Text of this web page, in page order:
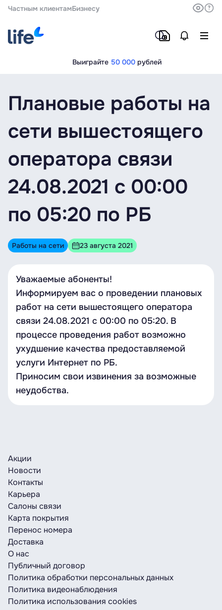
Частным клиентамБизнесу
Выиграйте 50 000 рублей
Плановые работы на
сети вышестоящего
оператора связи
24.08.2021 с 00:00
по 05:20 по РБ
Работы на сети 23 августа 2021
Уважаемые абоненты!
Информируем вас о проведении плановых
работ на сети вышестоящего оператора
связи 24.08.2021 с 00:00 по 05:20. В
процессе проведения работ возможно
ухудшение качества предоставляемой
услуги Интернет по РБ.
Приносим свои извинения за возможные
неудобства.
Акции
Новости
Контакты
Карьера
Салоны связи
Карта покрытия
Перенос номера
Доставка
О нас
Публичный договор
Политика обработки персональных данных
Политика видеонаблюдения
Политика использования cookies